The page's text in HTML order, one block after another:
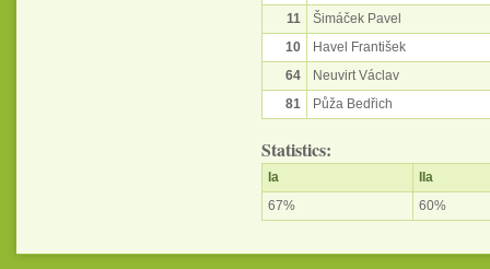
11
Šimáček Pavel
10
Havel František
64
Neuvirt Václav
81
Půža Bedřich
Statistics:
Ia
IIa
67%
60%